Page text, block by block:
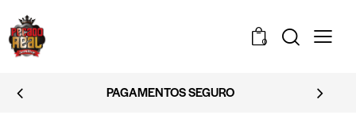
0
PAGAMENTOS SEGURO